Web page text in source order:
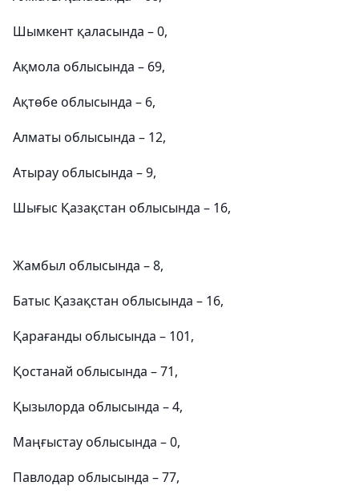
Шымкент қаласында – 0,
Ақмола облысында – 69,
Ақтөбе облысында – 6,
Алматы облысында – 12,
Атырау облысында – 9,
Шығыс Қазақстан облысында – 16,
Жамбыл облысында – 8,
Батыс Қазақстан облысында – 16,
Қарағанды облысында – 101,
Қостанай облысында – 71,
Қызылорда облысында – 4,
Маңғыстау облысында – 0,
Павлодар облысында – 77,